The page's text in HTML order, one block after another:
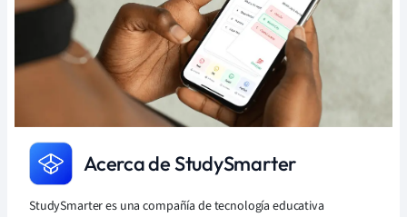
Acerca de StudySmarter
StudySmarter es una compañía de tecnología educativa